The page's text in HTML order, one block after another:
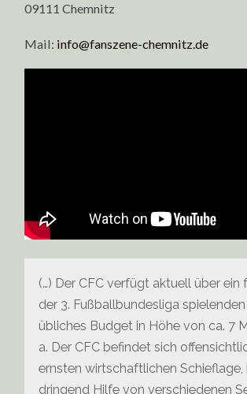
09111 Chemnitz
Mail: info@fanszene-chemnitz.de
(…) Der CFC verfügt aktuell über ein
der 3. Fußballbundesliga spielenden
übliches Budget in Höhe von ca. 7
a. Der CFC befindet sich
ernsten wirtschaftlichen Schieflage,
dringend Hilfe von verschiedenen